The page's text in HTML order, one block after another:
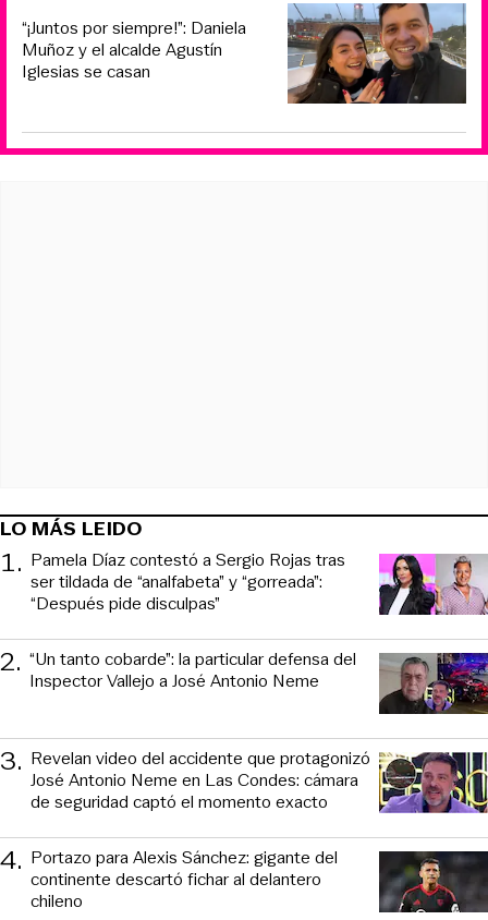
“¡Juntos por siempre!”: Daniela
Muñoz y el alcalde Agustín
Iglesias se casan
LO MÁS LEIDO
1. Pamela Díaz contestó a Sergio Rojas tras
ser tildada de “analfabeta” y “gorreada”:
“Después pide disculpas”
2. “Un tanto cobarde”: la particular defensa del
Inspector Vallejo a José Antonio Neme
3. Revelan video del accidente que protagonizó
José Antonio Neme en Las Condes: cámara
de seguridad captó el momento exacto
4. Portazo para Alexis Sánchez: gigante del
continente descartó fichar al delantero
chileno